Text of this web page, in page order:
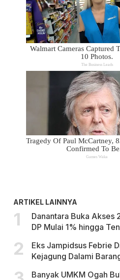
ARTIKEL LAINNYA
Danantara Buka Akses
DP Mulai 1% hingga
Eks Jampidsus Febrie
Kejagung Dalami
Banyak UMKM Ogah